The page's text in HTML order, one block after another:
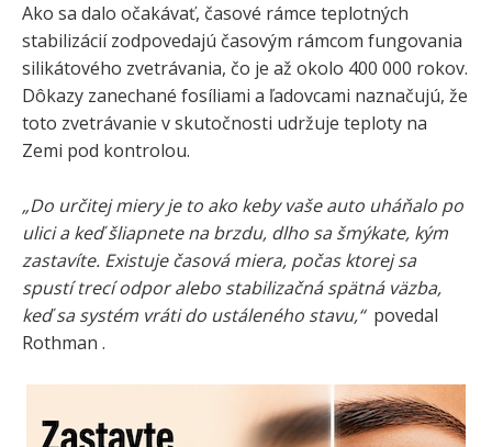
Ako sa dalo očakávať, časové rámce teplotných
stabilizácií zodpovedajú časovým rámcom fungovania
silikátového zvetrávania, čo je až okolo 400 000 rokov.
Dôkazy zanechané fosíliami a ľadovcami naznačujú, že
toto zvetrávanie v skutočnosti udržuje teploty na
Zemi pod kontrolou.
„Do určitej miery je to ako keby vaše auto uháňalo po
ulici a keď šliapnete na brzdu, dlho sa šmýkate, kým
zastavíte. Existuje časová miera, počas ktorej sa
spustí trecí odpor alebo stabilizačná spätná väzba,
keď sa systém vráti do ustáleného stavu,“povedal
Rothman .